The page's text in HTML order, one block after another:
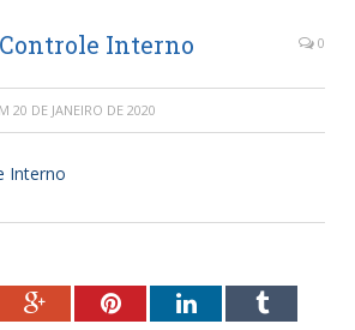
Interno 0
20 DE JANEIRO DE 2020
Interno
Google+PinterestLinkedInTumblr